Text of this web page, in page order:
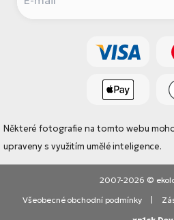
Některé fotografie na tomto webu
upraveny s využitím umělé inteligence.
2007-2026 ©
Všeobecné obchodní podmínky